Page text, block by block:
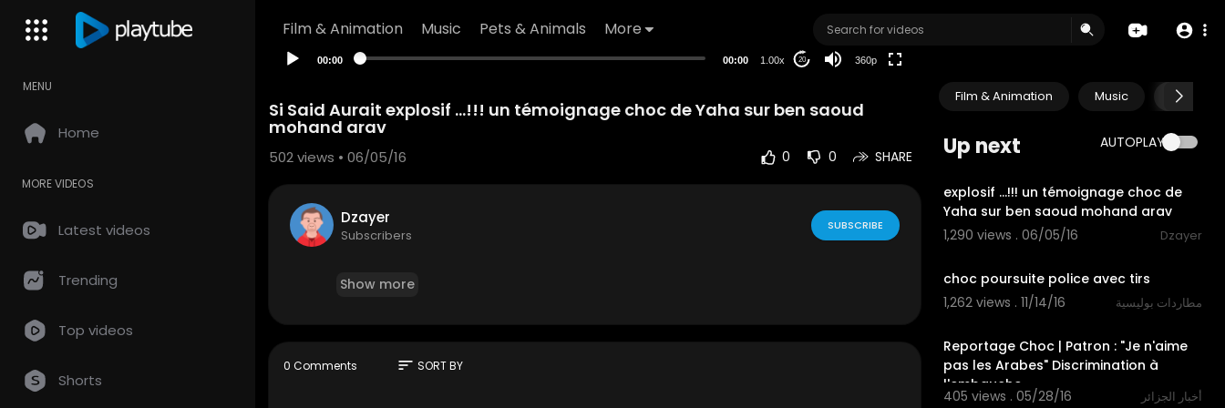
Film & Animation Music Pets & Animals More
MENU
Home
MORE VIDEOS
Latest videos
Trending
Top videos
Shorts
00:00 00:00 1.00x 20 360p
Film & Animation Music Pets &
Up next AUTOPLAY
explosif ...!!! un témoignage choc de
Yaha sur ben saoud mohand arav
1,290 views . 06/05/16
Dzayer
choc poursuite police avec tirs
1,262 views . 11/14/16
مطاردات بوليسية
Reportage Choc | Patron : "Je n'aime
pas les Arabes" Discrimination à
l'embauche
405 views . 05/28/16 أخبار الجزائر
Si Said Aurait explosif ...!!! un témoignage choc de Yaha sur ben saoud
mohand arav
502views • 06/05/16 0 0 SHARE
Dzayer
Subscribers
SUBSCRIBE
Show more
0 Comments sort SORT BY